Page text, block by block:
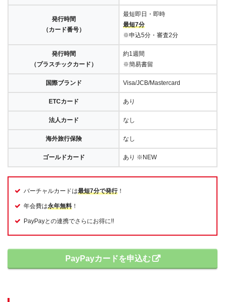
発行時間
（カード番号）
最短即日・即時
最短7分
※申込5分・審査2分
発行時間
（プラスチックカード）
約1週間
※簡易書留
国際ブランド Visa/JCB/Mastercard
ETCカード あり
法人カード なし
海外旅行保険 なし
ゴールドカード あり ※NEW
バーチャルカードは最短7分で発行！
年会費は永年無料 ！
PayPayとの連携でさらにお得に!!
PayPayカードを申込む